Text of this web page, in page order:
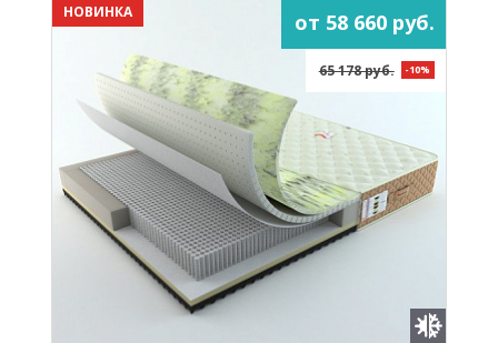
НОВИНКА от 58 660 руб.
65 178 руб. -10%